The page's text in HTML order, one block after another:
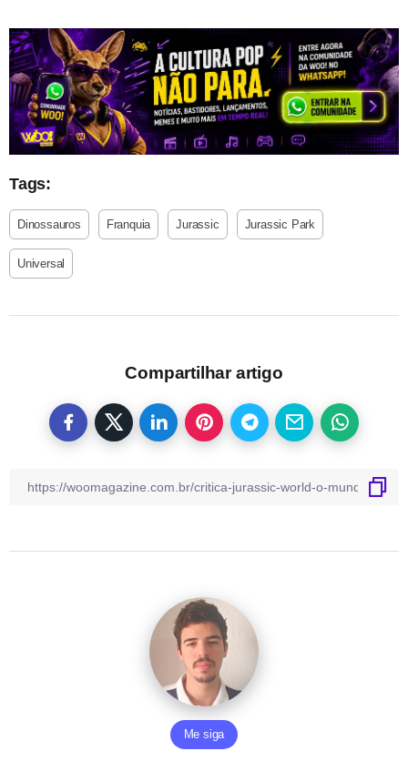
Tags:
Dinossauros Franquia Jurassic Jurassic Park
Universal
Compartilhar artigo
Me siga